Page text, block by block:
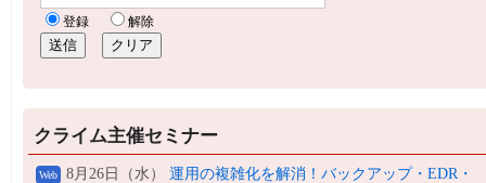
クライム主催セミナー
Web 8月26日（水） 運用の複雑化を解消！バックアップ・EDR・